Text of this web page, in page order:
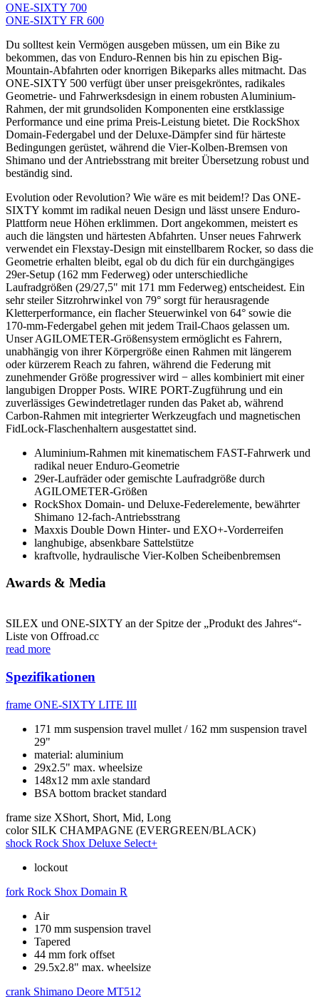
ONE-SIXTY 700
ONE-SIXTY FR 600
Du solltest kein Vermögen ausgeben müssen, um ein Bike zu
bekommen, das von Enduro-Rennen bis hin zu epischen Big-
Mountain-Abfahrten oder knorrigen Bikeparks alles mitmacht. Das
ONE-SIXTY 500 verfügt über unser preisgekröntes, radikales
Geometrie- und Fahrwerksdesign in einem robusten Aluminium-
Rahmen, der mit grundsoliden Komponenten eine erstklassige
Performance und eine prima Preis-Leistung bietet. Die RockShox
Domain-Federgabel und der Deluxe-Dämpfer sind für härteste
Bedingungen gerüstet, während die Vier-Kolben-Bremsen von
Shimano und der Antriebsstrang mit breiter Übersetzung robust und
beständig sind.
Evolution oder Revolution? Wie wäre es mit beidem!? Das ONE-
SIXTY kommt im radikal neuen Design und lässt unsere Enduro-
Plattform neue Höhen erklimmen. Dort angekommen, meistert es
auch die längsten und härtesten Abfahrten. Unser neues Fahrwerk
verwendet ein Flexstay-Design mit einstellbarem Rocker, so dass die
Geometrie erhalten bleibt, egal ob du dich für ein durchgängiges
29er-Setup (162 mm Federweg) oder unterschiedliche
Laufradgrößen (29/27,5" mit 171 mm Federweg) entscheidest. Ein
sehr steiler Sitzrohrwinkel von 79° sorgt für herausragende
Kletterperformance, ein flacher Steuerwinkel von 64° sowie die
170-mm-Federgabel gehen mit jedem Trail-Chaos gelassen um.
Unser AGILOMETER-Größensystem ermöglicht es Fahrern,
unabhängig von ihrer Körpergröße einen Rahmen mit längerem
oder kürzerem Reach zu fahren, während die Federung mit
zunehmender Größe progressiver wird − alles kombiniert mit einer
langubigen Dropper Posts. WIRE PORT-Zugführung und ein
zuverlässiges Gewindetretlager runden das Paket ab, während
Carbon-Rahmen mit integrierter Werkzeugfach und magnetischen
FidLock-Flaschenhaltern ausgestattet sind.
Aluminium-Rahmen mit kinematischem FAST-Fahrwerk und
radikal neuer Enduro-Geometrie
29er-Laufräder oder gemischte Laufradgröße durch
AGILOMETER-Größen
RockShox Domain- und Deluxe-Federelemente, bewährter
Shimano 12-fach-Antriebsstrang
Maxxis Double Down Hinter- und EXO+-Vorderreifen
langhubige, absenkbare Sattelstütze
kraftvolle, hydraulische Vier-Kolben Scheibenbremsen
Awards & Media
SILEX und ONE-SIXTY an der Spitze der „Produkt des Jahres“-
Liste von Offroad.cc
read more
Spezifikationen
frame ONE-SIXTY LITE III
171 mm suspension travel mullet / 162 mm suspension travel
29"
material: aluminium
29x2.5" max. wheelsize
148x12 mm axle standard
BSA bottom bracket standard
frame size XShort, Short, Mid, Long
color SILK CHAMPAGNE (EVERGREEN/BLACK)
shock Rock Shox Deluxe Select+
lockout
fork Rock Shox Domain R
Air
170 mm suspension travel
Tapered
44 mm fork offset
29.5x2.8" max. wheelsize
crank Shimano Deore MT512